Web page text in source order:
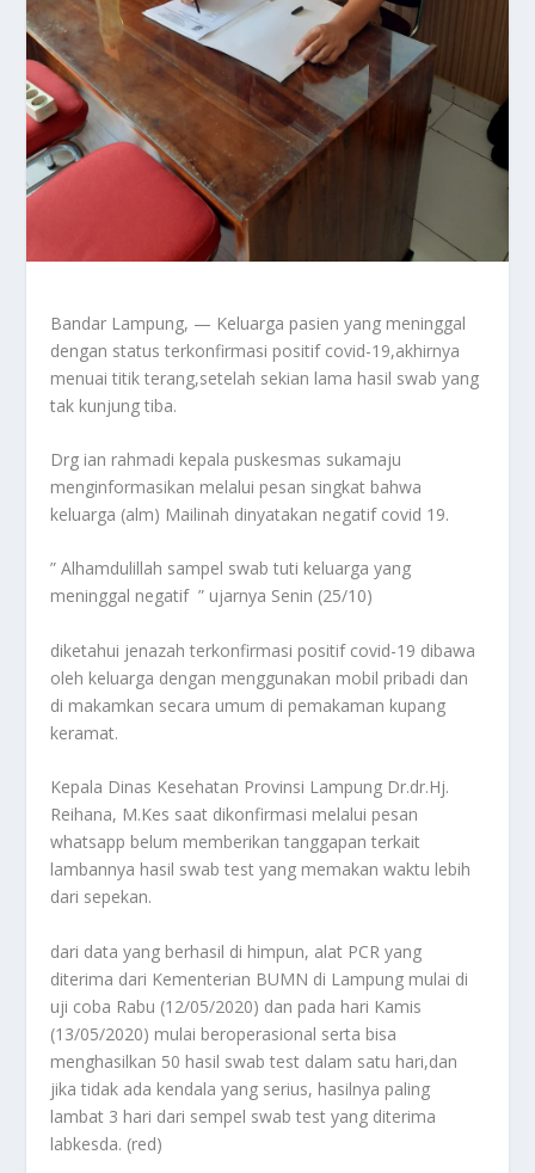
Bandar Lampung, — Keluarga pasien yang meninggal
dengan status terkonfirmasi positif covid-19,akhirnya
menuai titik terang,setelah sekian lama hasil swab yang
tak kunjung tiba.
Drg ian rahmadi kepala puskesmas sukamaju
menginformasikan melalui pesan singkat bahwa
keluarga (alm) Mailinah dinyatakan negatif covid 19.
” Alhamdulillah sampel swab tuti keluarga yang
meninggal negatif ” ujarnya Senin (25/10)
diketahui jenazah terkonfirmasi positif covid-19 dibawa
oleh keluarga dengan menggunakan mobil pribadi dan
di makamkan secara umum di pemakaman kupang
keramat.
Kepala Dinas Kesehatan Provinsi Lampung Dr.dr.Hj.
Reihana, M.Kes saat dikonfirmasi melalui pesan
whatsapp belum memberikan tanggapan terkait
lambannya hasil swab test yang memakan waktu lebih
dari sepekan.
dari data yang berhasil di himpun, alat PCR yang
diterima dari Kementerian BUMN di Lampung mulai di
uji coba Rabu (12/05/2020) dan pada hari Kamis
(13/05/2020) mulai beroperasional serta bisa
menghasilkan 50 hasil swab test dalam satu hari,dan
jika tidak ada kendala yang serius, hasilnya paling
lambat 3 hari dari sempel swab test yang diterima
labkesda. (red)